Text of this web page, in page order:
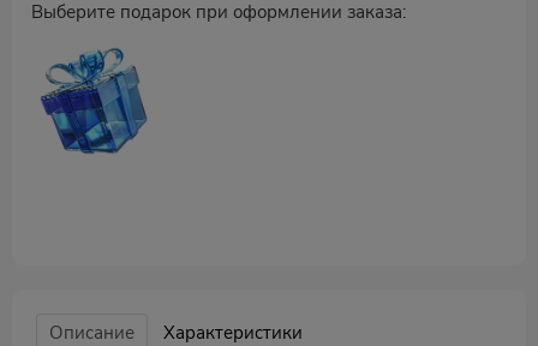
Выберите подарок при оформлении заказа:
Описание
Характеристики